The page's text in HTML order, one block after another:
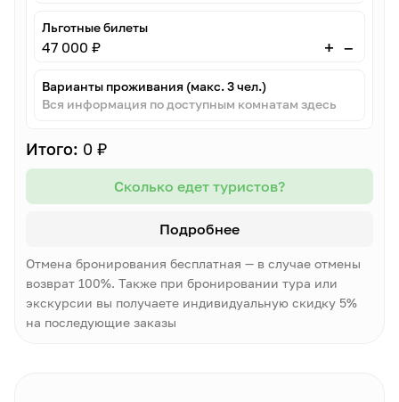
Льготные билеты
47 000 ₽ + –
Варианты проживания (макс. 3 чел.)
Вся информация по доступным комнатам здесь
Итого: 0 ₽
Сколько едет туристов?
Подробнее
Отмена бронирования бесплатная — в случае отмены
возврат 100%. Также при бронировании тура или
экскурсии вы получаете индивидуальную скидку 5%
на последующие заказы